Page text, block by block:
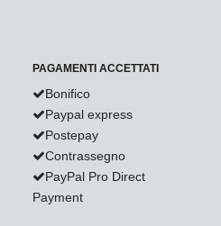
PAGAMENTI ACCETTATI
Bonifico
Paypal express
Postepay
Contrassegno
PayPal Pro Direct
Payment